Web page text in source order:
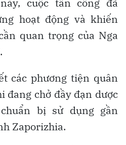
hoạt động và khiến
quan trọng của Nga
các phương tiện quân
đang chở đầy đạn dược
bị sử dụng gần
Zaporizhia.